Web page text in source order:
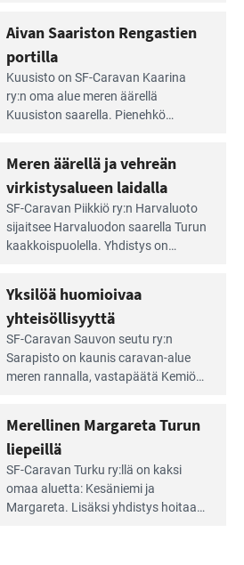
tarjoaa ympäris­töineen kauniit
maisemat ja loistavat virkistäytymis­
mahdollisuudet.
Aivan Saariston Rengastien
portilla
Kuusisto on SF-Caravan Kaarina
ry:n oma alue meren äärellä
Kuusiston saarella. Pie­nehkö
Meren äärellä ja vehreän
virkistysalueen laidalla
SF-Caravan Piikkiö ry:n Harvaluoto
sijait­see Harvaluodon saarella Turun
kaakkois­puolella. Yhdistys on
virkistysalueesta.
Yksilöä huomioivaa
yhteisöllisyyttä
SF-Caravan Sauvon seutu ry:n
Sarapisto on kaunis caravan-alue
meren rannalla, vasta­päätä Kemiön
kymmenen paikkaa ilman sähköä.
Merellinen Margareta Turun
liepeillä
SF-Caravan Turku ry:llä on kaksi
omaa aluet­ta: Kesäniemi ja
Margareta. Lisäksi yhdis­tys hoitaa